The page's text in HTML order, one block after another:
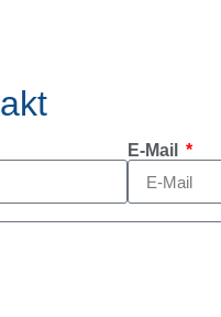
E-Mail